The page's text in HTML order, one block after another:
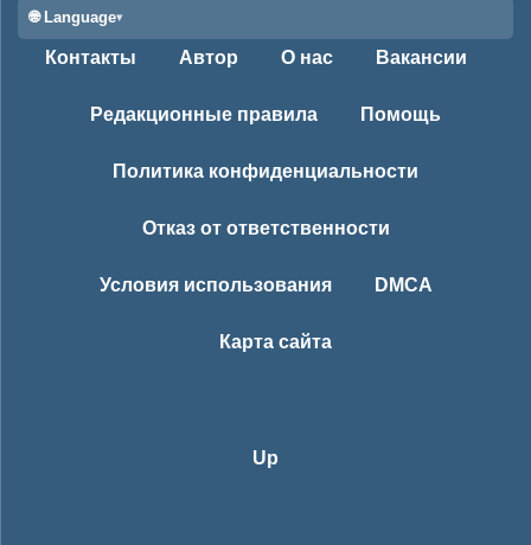
🌐 Language
Контакты Автор О нас Вакансии
Редакционные правила Помощь
Политика конфиденциальности
Отказ от ответственности
Условия использования DMCA
Карта сайта
Up